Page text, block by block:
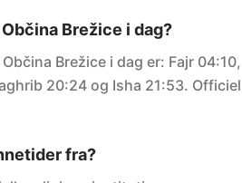
Brežice i dag?
Brežice i dag er: Fajr 04:10,
20:24 og Isha 21:53. Officiel
fra?